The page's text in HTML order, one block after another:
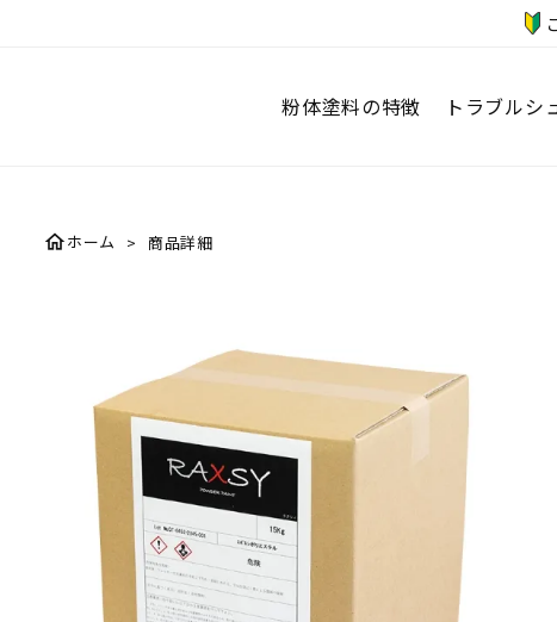
粉体塗料の特徴 トラブルシ
homeホーム 商品詳細